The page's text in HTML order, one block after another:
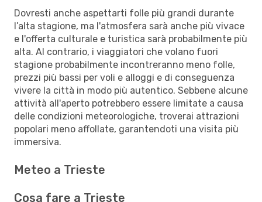
Dovresti anche aspettarti folle più grandi durante
l’alta stagione, ma l'atmosfera sarà anche più vivace
e l'offerta culturale e turistica sarà probabilmente più
alta. Al contrario, i viaggiatori che volano fuori
stagione probabilmente incontreranno meno folle,
prezzi più bassi per voli e alloggi e di conseguenza
vivere la città in modo più autentico. Sebbene alcune
attività all'aperto potrebbero essere limitate a causa
delle condizioni meteorologiche, troverai attrazioni
popolari meno affollate, garantendoti una visita più
immersiva.
Meteo a Trieste
Cosa fare a Trieste